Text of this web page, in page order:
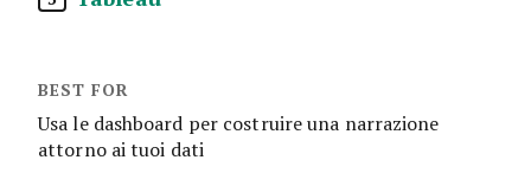
Usa le dashboard per costruire una narrazione
attorno ai tuoi dati